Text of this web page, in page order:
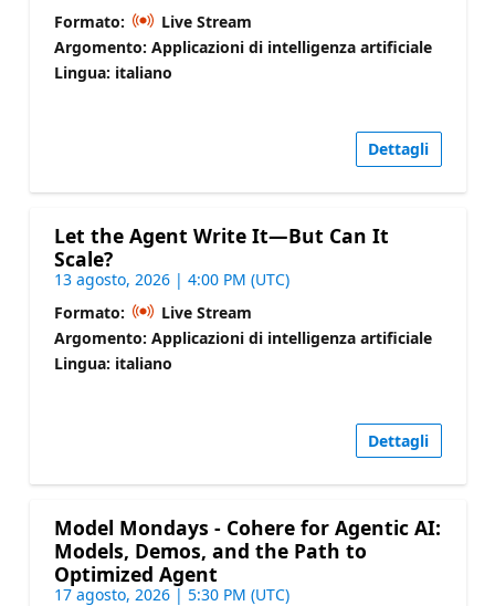
Formato:
Live Stream
Argomento: Applicazioni di intelligenza artificiale
Lingua: italiano
Dettagli
Let the Agent Write It—But Can It
Scale?
13 agosto, 2026 | 4:00 PM (UTC)
Formato:
Live Stream
Argomento: Applicazioni di intelligenza artificiale
Lingua: italiano
Dettagli
Model Mondays - Cohere for Agentic AI:
Models, Demos, and the Path to
Optimized Agent
17 agosto, 2026 | 5:30 PM (UTC)